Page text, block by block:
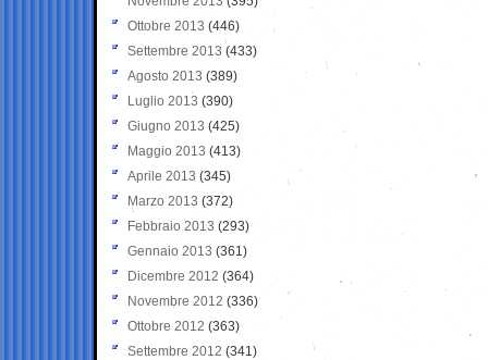
Ottobre 2013 (446)
Settembre 2013 (433)
Agosto 2013 (389)
Luglio 2013 (390)
Giugno 2013 (425)
Maggio 2013 (413)
Aprile 2013 (345)
Marzo 2013 (372)
Febbraio 2013 (293)
Gennaio 2013 (361)
Dicembre 2012 (364)
Novembre 2012 (336)
Ottobre 2012 (363)
Settembre 2012 (341)